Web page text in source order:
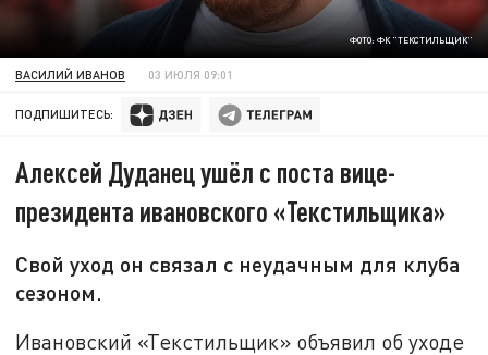
ФОТО: ФК "ТЕКСТИЛЬЩИК"
ВАСИЛИЙ ИВАНОВ 03 ИЮЛЯ 09:01
ПОДПИШИТЕСЬ:
Алексей Дуданец ушёл с поста вице-
президента ивановского «Текстильщика»
Свой уход он связал с неудачным для клуба
сезоном.
Ивановский «Текстильщик» объявил об уходе